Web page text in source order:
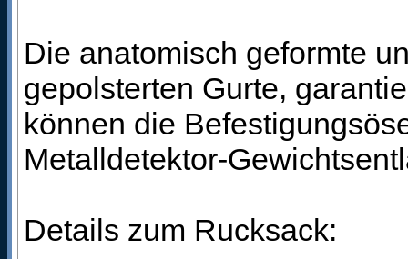
Die anatomisch geformte
gepolsterten Gurte,
können die
Metalldetektor-
Details zum Rucksack: